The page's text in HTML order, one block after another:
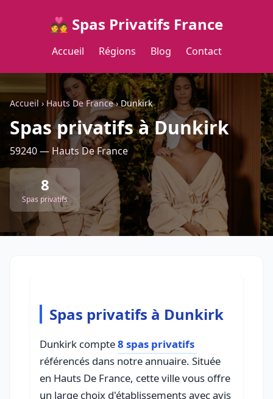
💑 Spas Privatifs France
Accueil Régions Blog Contact
Accueil›Hauts De France›Dunkirk
Spas privatifs à Dunkirk
59240 — Hauts De France
8
Spas privatifs
Spas privatifs à Dunkirk
Dunkirk compte8 spas privatifs
référencés dans notre annuaire. Située
en Hauts De France, cette ville vous offre
un large choix d'établissements avec avis